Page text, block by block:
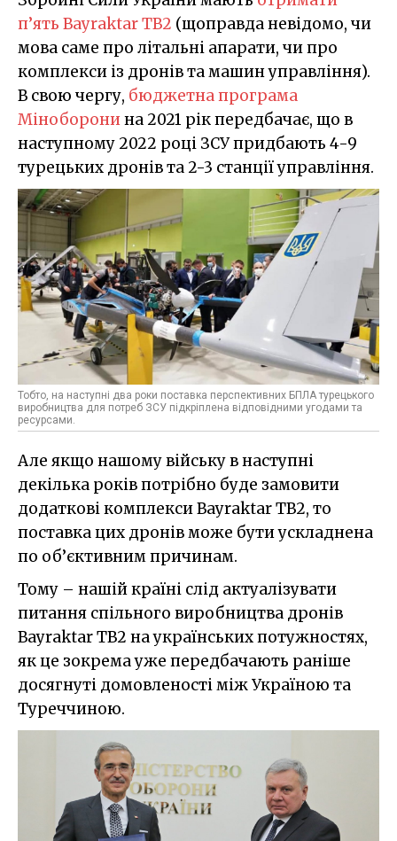
п’ять Bayraktar TB2 (щоправда невідомо, чи
мова саме про літальні апарати, чи про
комплекси із дронів та машин управління).
В свою чергу, бюджетна програма
Міноборонина 2021 рік передбачає, що в
наступному 2022 році ЗСУ придбають 4-9
турецьких дронів та 2-3 станції управління.
Тобто, на наступні два роки поставка перспективних БПЛА турецького
виробництва для потреб ЗСУ підкріплена відповідними угодами та
ресурсами.
Але якщо нашому війську в наступні
декілька років потрібно буде замовити
додаткові комплекси Bayraktar TB2, то
поставка цих дронів може бути ускладнена
по об’єктивним причинам.
Тому – нашій країні слід актуалізувати
питання спільного виробництва дронів
Bayraktar TB2 на українських потужностях,
як це зокрема уже передбачають раніше
досягнуті домовленості між Україною та
Туреччиною.